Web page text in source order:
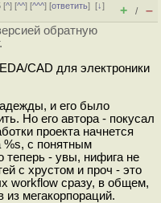
[^] [^^] [^^^] [ответить][↓]
+ / –
обратную
CAD для электроники
и его было
Но его автора - покусал
проекта начнется
%s, с понятным
теперь - увы, нифига не
с хрустом и проч - это
workflow сразу, в общем,
мегакорпораций.